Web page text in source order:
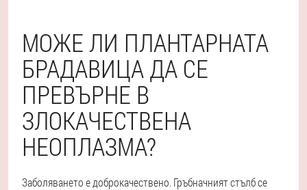
МОЖЕ ЛИ ПЛАНТАРНАТА
БРАДАВИЦА ДА СЕ
ПРЕВЪРНЕ В
ЗЛОКАЧЕСТВЕНА
НЕОПЛАЗМА?
Заболяването е доброкачествено. Гръбначният стълб се